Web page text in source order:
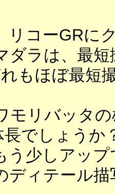
リコーGRに
ダラは、最
もほぼ最短
モリバッタ
でしょうか
う少しアッ
ディテール